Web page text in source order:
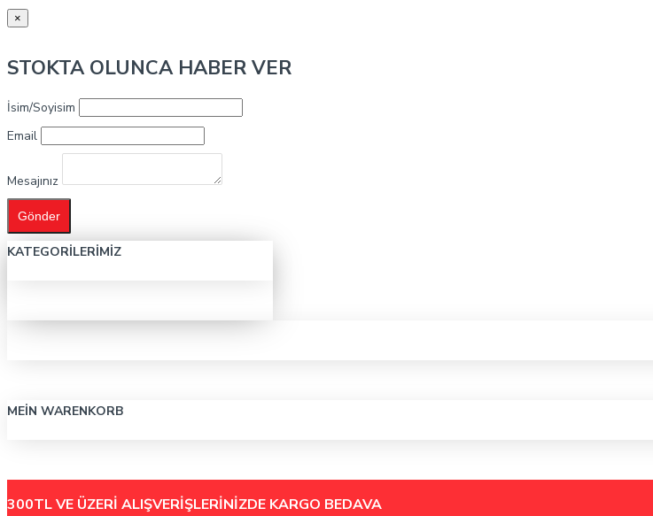
×
STOKTA OLUNCA HABER VER
İsim/Soyisim
Email
Mesajınız
Gönder
KATEGORILERIMIZ
MEIN WARENKORB
300TL VE ÜZERİ ALIŞVERİŞLERİNİZDE KARGO BEDAVA